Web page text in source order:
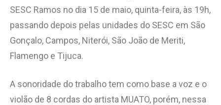
SESC Ramos no dia 15 de maio, quinta-feira, às 19h,
passando depois pelas unidades do SESC em São
Gonçalo, Campos, Niterói, São João de Meriti,
Flamengo e Tijuca.
A sonoridade do trabalho tem como base a voz e o
violão de 8 cordas do artista MUATO, porém, nessa